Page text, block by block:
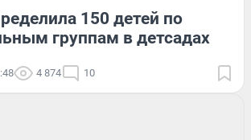
150 детей по
группам в детсадах
4 874 10